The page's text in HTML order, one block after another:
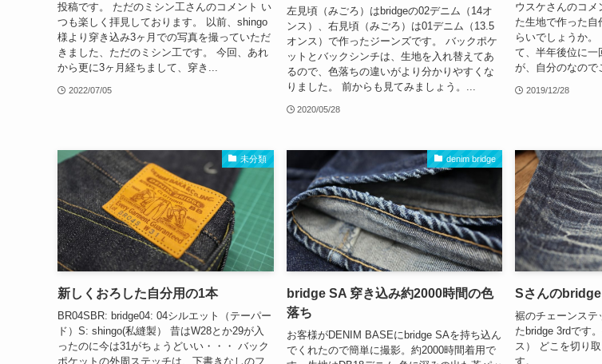
投稿です。 ただのミシン工さんのコメント い
つも楽しく拝見しております。 以前、shingo
様より穿き込み3ヶ月での写真を撮っていただ
きました、ただのミシン工です。 今回、あれ
から更に3ヶ月経ちまして、穿き...
2022/07/05
左見頃（みごろ）はbridgeの02デニム（14オ
ンス）、右見頃（みごろ）は01デニム（13.5
オンス）で作ったジーンズです。 バックポケ
ットとバックシンチは、生地を入れ替えてあ
るので、色落ちの違いがより分かりやすくな
りました。 前からも見てみましょう。...
2020/05/28
ウスケさんのコ
た生地で作った自
らいでしょうか
て、半年後位に一
が、自分のなので
2019/12/28
未分類
新しくおろした自分用の1本
BR04SBR: bridge04: 04シルエット（テーパー
ド）S: shingo(私縫製） 昔はW28とか29が入
ったのに今は31がちょうどいい・・・ バック
ポケットの外周ステッチは、下書きなしのフ
denim bridge
bridge SA 穿き込み約2000時間の色
落ち
お客様がDENIM BASEにbridge SAを持ち込ん
でくれたので簡単に撮影。約2000時間着用で
Sさんのbridge
裾のチェーンステ
たbridge 3rdです
ス） どこを切り
す。